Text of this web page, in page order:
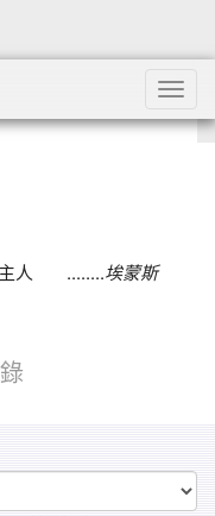
主人 ........埃蒙斯